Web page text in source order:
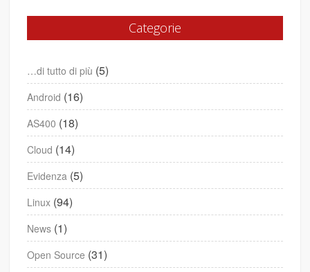
Categorie
…di tutto di più (5)
Android (16)
AS400 (18)
Cloud (14)
Evidenza (5)
Linux (94)
News (1)
Open Source (31)